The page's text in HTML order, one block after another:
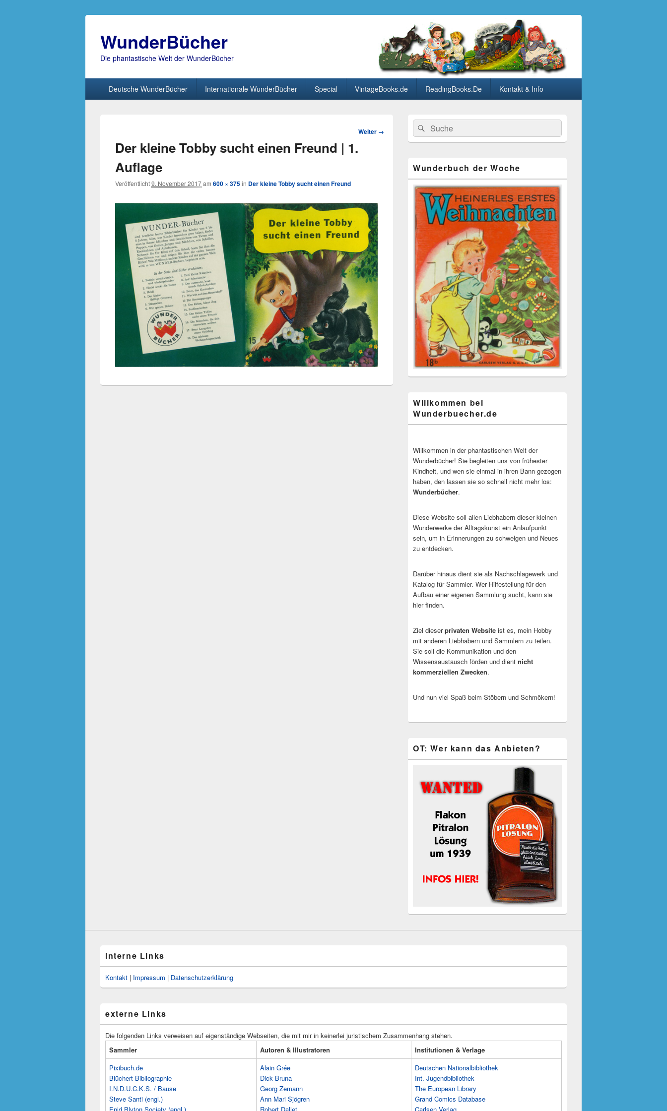
WunderBücher
Die phantastische Welt der WunderBücher
Deutsche WunderBücher Internationale WunderBücher Special VintageBooks.de ReadingBooks.De Kontakt & Info
Bild-
Weiter →
Der kleine Tobby sucht einen Freund | 1.
Auflage
Veröffentlicht9. November 2017am 600 × 375in Der kleine Tobby sucht einen Freund
Primärer
Seitenleisten
Widget-
Bereich
Search
for:
Suche
Wunderbuch der Woche
Willkommen bei
Wunderbuecher.de
Willkommen in der phantastischen Welt der
Wunderbücher! Sie begleiten uns von frühester
Kindheit, und wen sie einmal in ihren Bann gezogen
haben, den lassen sie so schnell nicht mehr los:
Wunderbücher.
Diese Website soll allen Liebhabern dieser kleinen
Wunderwerke der Alltagskunst ein Anlaufpunkt
sein, um in Erinnerungen zu schwelgen und Neues
zu entdecken.
Darüber hinaus dient sie als Nachschlagewerk und
Katalog für Sammler. Wer Hilfestellung für den
Aufbau einer eigenen Sammlung sucht, kann sie
hier finden.
Ziel dieserprivaten Website ist es, mein Hobby
mit anderen Liebhabern und Sammlern zu teilen.
Sie soll die Kommunikation und den
Wissensaustausch förden und dient nicht
kommerziellen Zwecken.
Und nun viel Spaß beim Stöbern und Schmökern!
OT: Wer kann das Anbieten?
interne Links
Kontakt | Impressum | Datenschutzerklärung
externe Links
Die folgenden Links verweisen auf eigenständige Webseiten, die mit mir in keinerlei juristischem Zusammenhang stehen.
Sammler
Autoren & Illustratoren
Institutionen & Verlage
Pixibuch.de
Blüchert Bibliographie
I.N.D.U.C.K.S. / Bause
Steve Santi (engl.)
Alain Grée
Dick Bruna
Georg Zemann
Ann Mari Sjögren
Deutschen Nationalbibliothek
Int. Jugendbibliothek
The European Library
Grand Comics Database